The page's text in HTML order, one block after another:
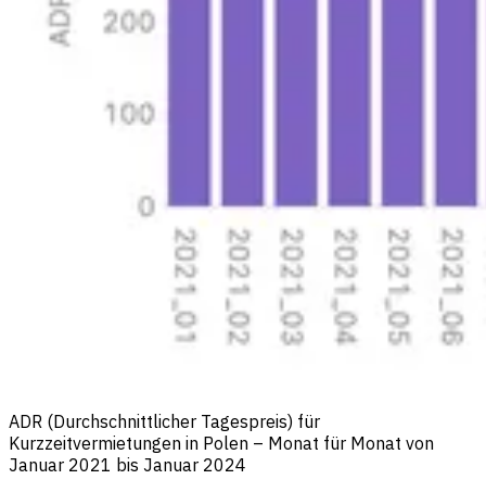
ADR (Durchschnittlicher Tagespreis) für
Kurzzeitvermietungen in Polen – Monat für Monat von
Januar 2021 bis Januar 2024